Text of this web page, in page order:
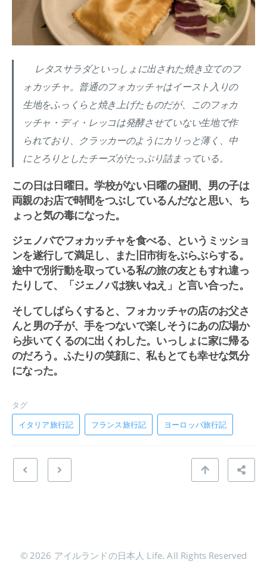
レタスサラダといっしょに出された焼き立てのフ
ォカッチャ。普通のフォカッチャはイースト入りの
生地をふっくらと焼き上げたものだが、このフォカ
ッチャ・ディ・レッコは発酵させていない生地で作
られており、クラッカーのようにカリっと薄く、中
にとろりとしたチーズがたっぷり詰まっている。
この日は日曜日。学校がない日曜の昼間、男の子は
両親のお店で時間をつぶしているんだなと思い、ち
ょっと気の毒になった。
ジェノバでフォカッチャを食べる、というミッショ
ンを遂行して満足し、また旧市街をぶらぶらする。
途中で別行動を取っている私の旅の友ともすれ違っ
たりして、「ジェノバは狭いねえ」と言い合った。
そしてしばらくすると、フォカッチャの店のお父さ
んと男の子が、手をつないで楽しそうにあの広場か
ら歩いてくるのに出くわした。いっしょに家に帰る
のだろう。ふたりの笑顔に、私もとても幸せな気分
になった。
タグ
イタリア旅行記
フランス旅行記 ヨーロッパ旅行記
© 2026 アイルランドの日本人 Life. All Rights Reserved